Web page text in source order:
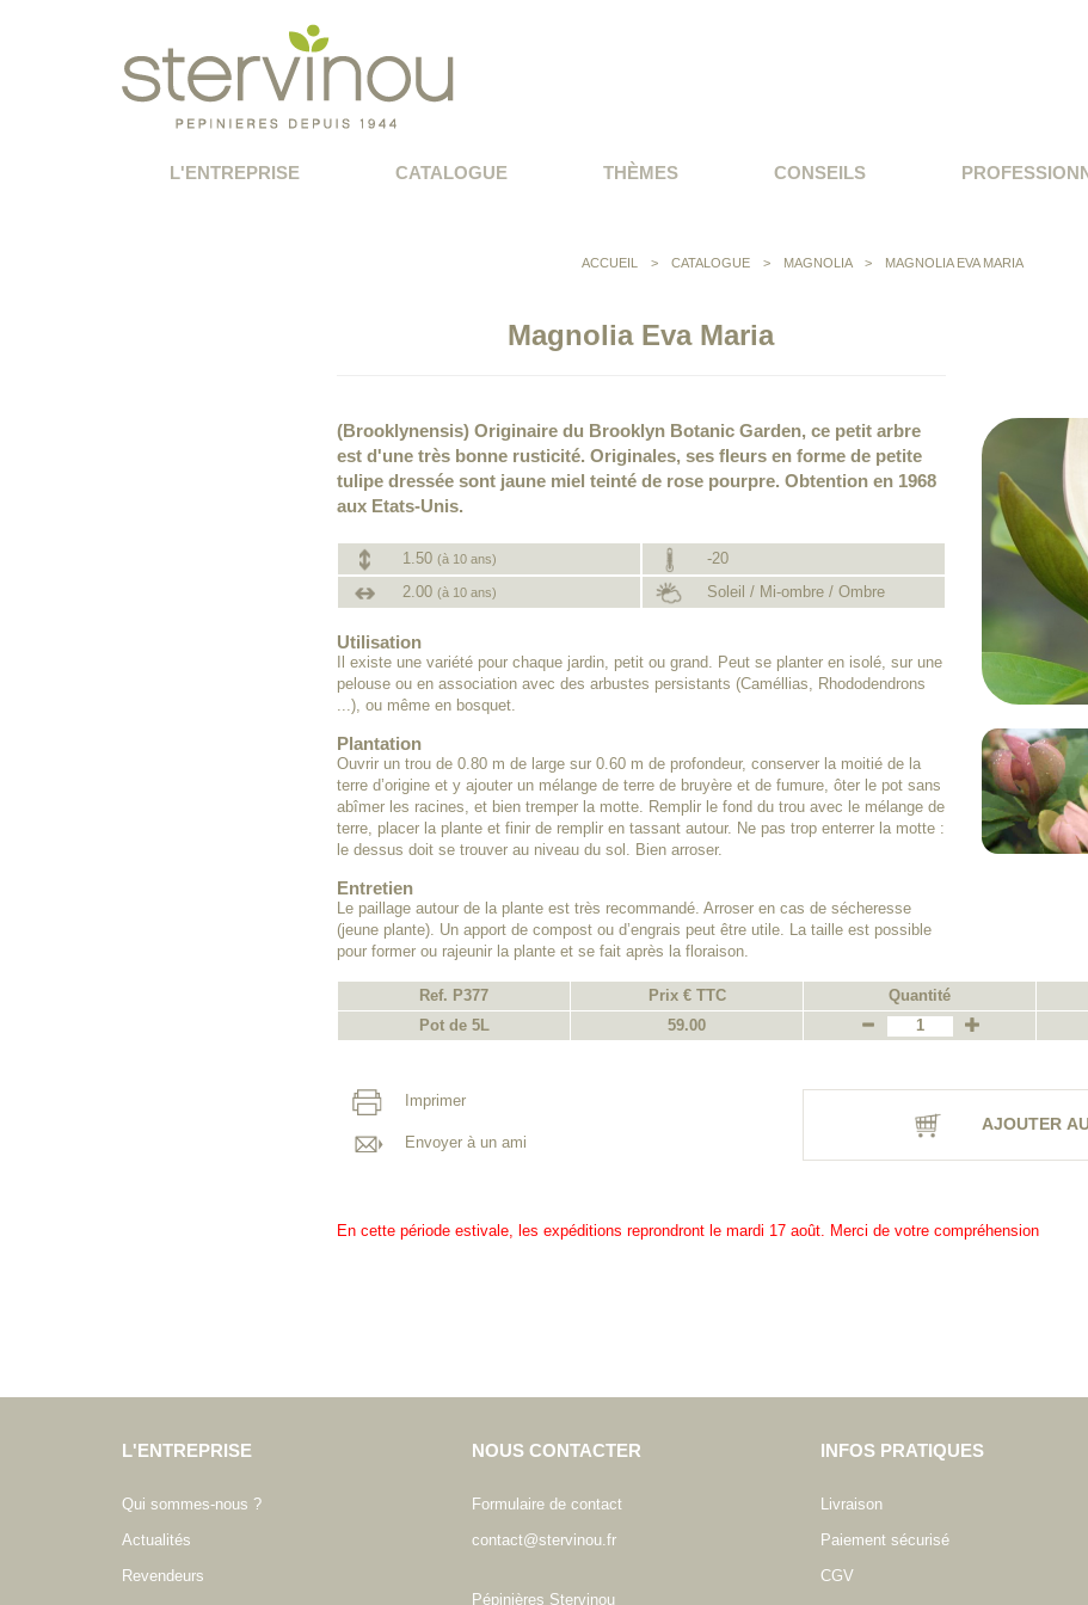
L'ENTREPRISE CATALOGUE THÈMES CONSEILS
ACCUEIL > CATALOGUE > MAGNOLIA > MAGNOLIA EVA MARIA
Magnolia Eva Maria
(Brooklynensis) Originaire du Brooklyn Botanic Garden, ce petit arbre
est d'une très bonne rusticité. Originales, ses fleurs en forme de petite
tulipe dressée sont jaune miel teinté de rose pourpre. Obtention en 1968
aux Etats-Unis.
1.50 (à 10 ans)
-20
2.00 (à 10 ans) Soleil / Mi-ombre / Ombre
Utilisation
Il existe une variété pour chaque jardin, petit ou grand. Peut se planter en isolé, sur une
pelouse ou en association avec des arbustes persistants (Caméllias, Rhododendrons
...), ou même en bosquet.
Plantation
Ouvrir un trou de 0.80 m de large sur 0.60 m de profondeur, conserver la moitié de la
terre d’origine et y ajouter un mélange de terre de bruyère et de fumure, ôter le pot sans
abîmer les racines, et bien tremper la motte. Remplir le fond du trou avec le mélange de
terre, placer la plante et finir de remplir en tassant autour. Ne pas trop enterrer la motte :
le dessus doit se trouver au niveau du sol. Bien arroser.
Entretien
Le paillage autour de la plante est très recommandé. Arroser en cas de sécheresse
(jeune plante). Un apport de compost ou d’engrais peut être utile. La taille est possible
pour former ou rajeunir la plante et se fait après la floraison.
Ref. P377 Prix € TTC Quantité
Pot de 5L
59.00
Imprimer
Envoyer à un ami
AJOUTER
En cette période estivale, les expéditions reprondront le mardi 17 août. Merci de votre compréhension
L'ENTREPRISE
Qui sommes-nous ?
Actualités
Revendeurs
NOUS CONTACTER
Formulaire de contact
contact@stervinou.fr
Pépinières Stervinou
INFOS PRATIQUES
Livraison
Paiement sécurisé
CGV